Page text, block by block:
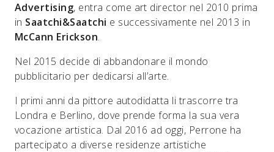
Advertising, entra come art director nel 2010 prima
in Saatchi&Saatchi e successivamente nel 2013 in
McCann Erickson.
Nel 2015 decide di abbandonare il mondo
pubblicitario per dedicarsi all’arte.
I primi anni da pittore autodidatta li trascorre tra
Londra e Berlino, dove prende forma la sua vera
vocazione artistica. Dal 2016 ad oggi, Perrone ha
partecipato a diverse residenze artistiche